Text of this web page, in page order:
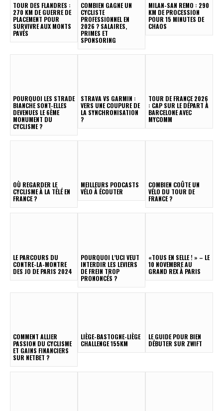
TOUR DES FLANDRES :
270 KM DE GUERRE DE
PLACEMENT POUR
SURVIVRE AUX MONTS
PAVÉS
COMBIEN GAGNE UN
CYCLISTE
PROFESSIONNEL EN
2026 ? SALAIRES,
PRIMES ET
SPONSORING
MILAN-SAN REMO : 290
KM DE PROCESSION
POUR 15 MINUTES DE
CHAOS
POURQUOI LES STRADE
BIANCHE SONT-ELLES
DEVENUES LE 6ÈME
MONUMENT DU
CYCLISME ?
STRAVA VS GARMIN :
VERS UNE COUPURE DE
LA SYNCHRONISATION
?
TOUR DE FRANCE 2026
: CAP SUR LE DÉPART À
BARCELONE AVEC
MYCOMM
OÙ REGARDER LE
CYCLISME À LA TÉLÉ EN
FRANCE ?
MEILLEURS PODCASTS
VÉLO À ÉCOUTER
COMBIEN COÛTE UN
VÉLO DU TOUR DE
FRANCE ?
LE PARCOURS DU
CONTRE-LA-MONTRE
DES JO DE PARIS 2024
POURQUOI L’UCI VEUT
INTERDIR LES LEVIERS
DE FREIN TROP
PRONONCÉS ?
«TOUS EN SELLE ! » – LE
10 NOVEMBRE AU
GRAND REX À PARIS
COMMENT ALLIER
PASSION DU CYCLISME
ET GAINS FINANCIERS
SUR NETBET ?
LIÈGE-BASTOGNE-LIÈGE
CHALLENGE 155KM
LE GUIDE POUR BIEN
DÉBUTER SUR ZWIFT